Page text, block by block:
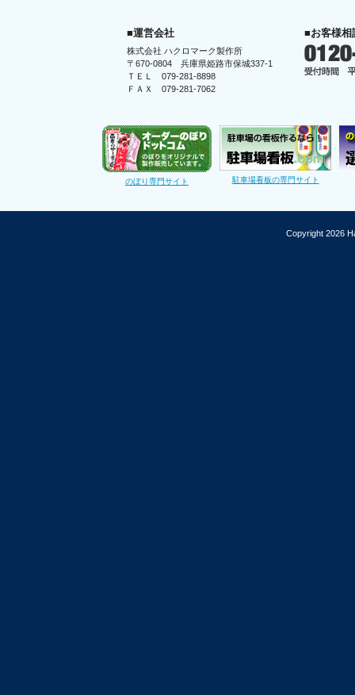
■運営会社
株式会社 ハクロマーク製作所
〒670-0804 兵庫県姫路市保城337-1
ＴＥＬ 079-281-8898
ＦＡＸ 079-281-7062
■お客様相
のぼり専門サイト 駐車場看板の専門サイト
Copyright 2026